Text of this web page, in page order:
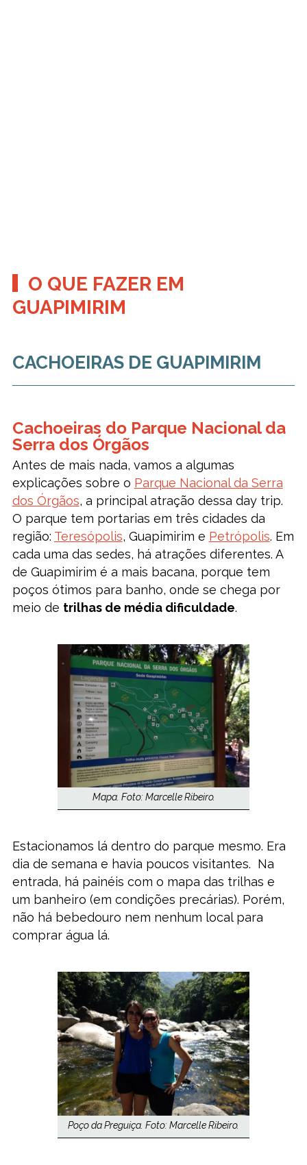
O QUE FAZER EM
GUAPIMIRIM
CACHOEIRAS DE GUAPIMIRIM
Cachoeiras do Parque Nacional da
Serra dos Órgãos
Antes de mais nada, vamos a algumas
explicações sobre o Parque Nacional da Serra
dos Órgãos, a principal atração dessa day trip.
O parque tem portarias em três cidades da
região: Teresópolis, Guapimirim e Petrópolis. Em
cada uma das sedes, há atrações diferentes. A
de Guapimirim é a mais bacana, porque tem
poços ótimos para banho, onde se chega por
meio de trilhas de média dificuldade.
Mapa. Foto: Marcelle Ribeiro.
Estacionamos lá dentro do parque mesmo. Era
dia de semana e havia poucos visitantes. Na
entrada, há painéis com o mapa das trilhas e
um banheiro (em condições precárias). Porém,
não há bebedouro nem nenhum local para
comprar água lá.
Poço da Preguiça. Foto: Marcelle Ribeiro.